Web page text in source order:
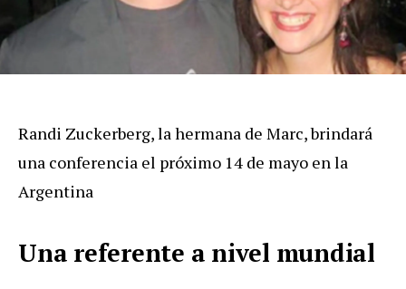
Randi Zuckerberg, la hermana de Marc, brindará
una conferencia el próximo 14 de mayo en la
Argentina
Una referente a nivel mundial